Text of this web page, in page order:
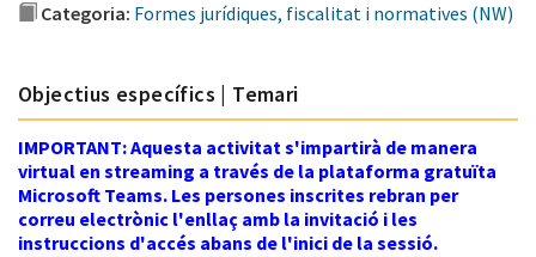
Categoria: Formes jurídiques, fiscalitat i normatives (NW)
Objectius específics | Temari
IMPORTANT: Aquesta activitat s'impartirà de manera
virtual en streaming a través de la plataforma gratuïta
Microsoft Teams. Les persones inscrites rebran per
correu electrònic l'enllaç amb la invitació i les
instruccions d'accés abans de l'inici de la sessió.